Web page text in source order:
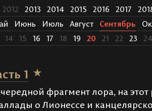
2012 2013 2014 2015 2016 2017
Июнь Июль Август Сентябрь
14 15 16 17 18 19 20 21 22 23 24
1
фрагмент лора, на этот
о Лионессе и